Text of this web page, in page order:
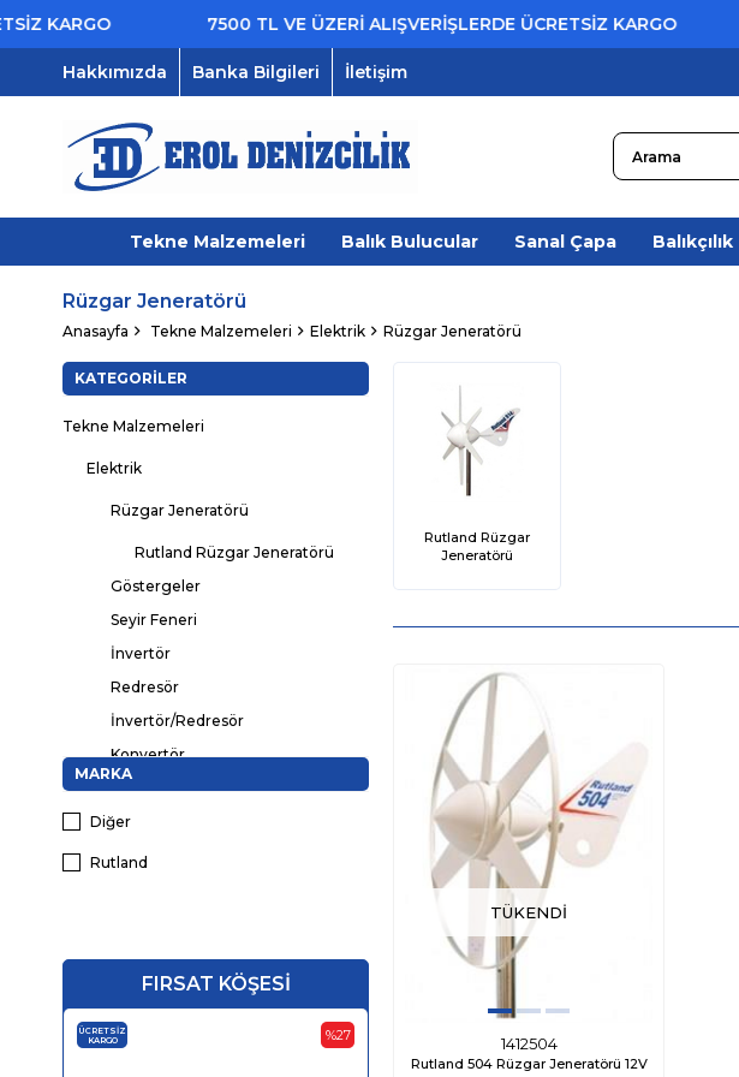
KARGO 7500 TL VE ÜZERİ ALIŞVERİŞLERDE ÜCRETSİZ KARGO
Hakkımızda Banka Bilgileri İletişim
Tekne Malzemeleri Balık Bulucular Sanal Çapa Balıkçılık
Rüzgar Jeneratörü
Anasayfa Tekne Malzemeleri Elektrik Rüzgar Jeneratörü
KATEGORILER
Tekne Malzemeleri
Elektrik
Rüzgar Jeneratörü
Rutland Rüzgar Jeneratörü
Göstergeler
Seyir Feneri
İnvertör
Redresör
İnvertör/Redresör
Konvertör
DC-DC Konvertörler
DC-DC Akü Şarj Cihazları
MPPT Solar Şarj Kontrol Cihazları
İç Aydınlatma
Klima
Kontak Anahtarı
MARKA
Diğer
Rutland
FIRSAT KÖŞESİ
%27
ÜCRETSIZ
KARGO
Rutland Rüzgar
Jeneratörü
TÜKENDI
1412504
Rutland 504 Rüzgar Jeneratörü 12V